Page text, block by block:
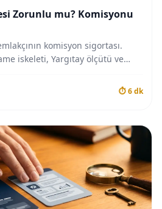
Zorunlu mu? Komisyonu
komisyon sigortası.
iskeleti, Yargıtay ölçütü ve
⏱ 6 dk